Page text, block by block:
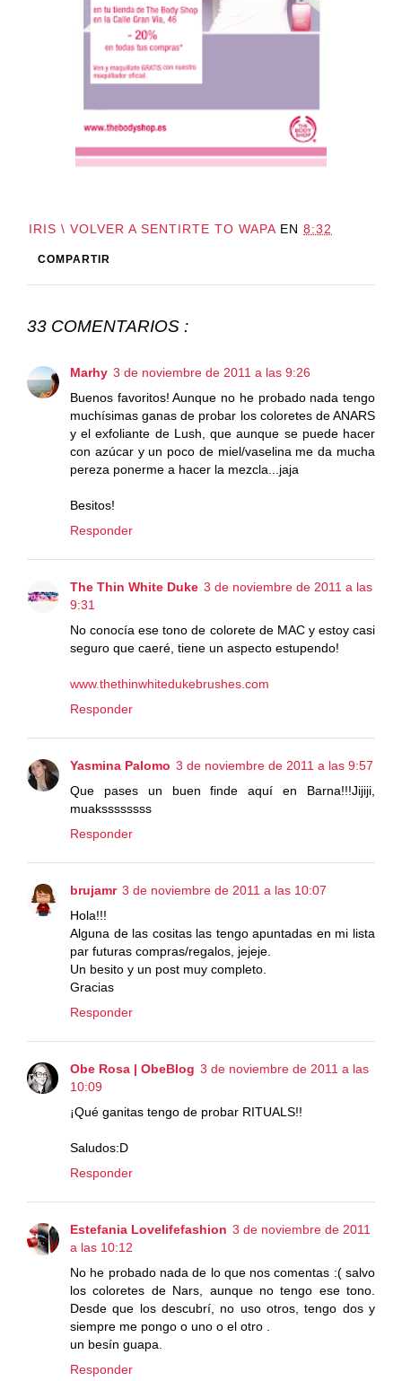
IRIS \ VOLVER A SENTIRTE TO WAPA EN 8:32
COMPARTIR
33 COMENTARIOS :
Marhy 3 de noviembre de 2011 a las 9:26
Buenos favoritos! Aunque no he probado nada tengo
muchísimas ganas de probar los coloretes de ANARS
y el exfoliante de Lush, que aunque se puede hacer
con azúcar y un poco de miel/vaselina me da mucha
pereza ponerme a hacer la mezcla...jaja
Besitos!
Responder
The Thin White Duke 3 de noviembre de 2011 a las
9:31
No conocía ese tono de colorete de MAC y estoy casi
seguro que caeré, tiene un aspecto estupendo!
www.thethinwhitedukebrushes.com
Responder
Yasmina Palomo 3 de noviembre de 2011 a las 9:57
Que pases un buen finde aquí en Barna!!!Jijiji,
muakssssssss
Responder
brujamr 3 de noviembre de 2011 a las 10:07
Hola!!!
Alguna de las cositas las tengo apuntadas en mi lista
par futuras compras/regalos, jejeje.
Un besito y un post muy completo.
Gracias
Responder
Obe Rosa | ObeBlog 3 de noviembre de 2011 a las
10:09
¡Qué ganitas tengo de probar RITUALS!!
Saludos:D
Responder
Estefania Lovelifefashion 3 de noviembre de 2011
a las 10:12
No he probado nada de lo que nos comentas :( salvo
los coloretes de Nars, aunque no tengo ese tono.
Desde que los descubrí, no uso otros, tengo dos y
siempre me pongo o uno o el otro .
un besín guapa.
Responder